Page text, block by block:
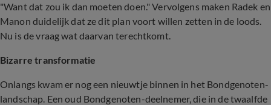
"Want dat zou ik dan moeten doen." Vervolgens maken Radek en
Manon duidelijk dat ze dit plan voort willen zetten in de loods.
Nu is de vraag wat daarvan terechtkomt.
Bizarre transformatie
Onlangs kwam er nog een nieuwtje binnen in het Bondgenoten-
landschap. Een oud Bondgenoten-deelnemer, die in de twaalfde